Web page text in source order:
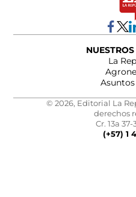
La
© 2026, Editorial La
derechos
Cr. 13a
(+57) 1